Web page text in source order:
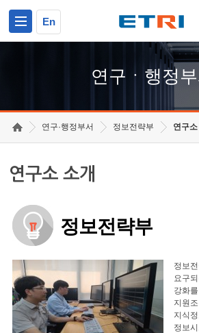
En
연구ㆍ행정
연구·행정부서 정보전략부 연구소
연구소 소개
정보전략부
정보
요구
강화
지원
지식
정보